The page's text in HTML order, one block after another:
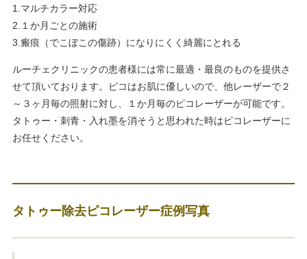
1.マルチカラー対応
2.１か月ごとの施術
3.瘢痕（でこぼこの傷跡）になりにくく綺麗にとれる
ルーチェクリニックの患者様には常に最適・最良のものを提供さ
せて頂いております。ピコはお肌に優しいので、他レーザーで２
～３ヶ月毎の照射に対し、１か月毎のピコレーザーが可能です。
タトゥー・刺青・入れ墨を消そうと思われた時はピコレーザーに
お任せください。
タトゥー除去ピコレーザー症例写真